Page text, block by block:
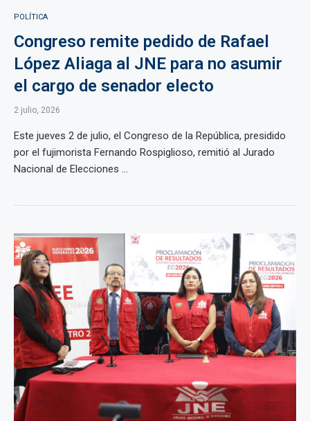
POLÍTICA
Congreso remite pedido de Rafael
López Aliaga al JNE para no asumir
el cargo de senador electo
2 julio, 2026
Este jueves 2 de julio, el Congreso de la República, presidido
por el fujimorista Fernando Rospiglioso, remitió al Jurado
Nacional de Elecciones ...